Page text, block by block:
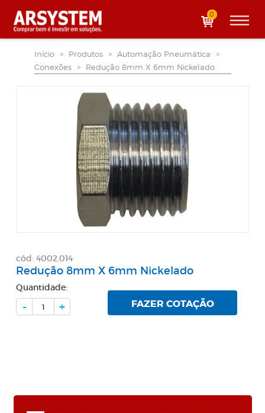
0
Início > Produtos > Automação Pneumática
>
Conexões > Redução 8mm X 6mm Nickelado
cód: 4002.014
Redução 8mm X 6mm Nickelado
Quantidade:
- + FAZER COTAÇÃO